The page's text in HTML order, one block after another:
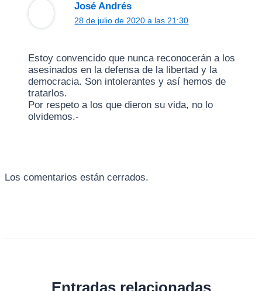
José Andrés
28 de julio de 2020 a las 21:30
Estoy convencido que nunca reconocerán a los
asesinados en la defensa de la libertad y la
democracia. Son intolerantes y así hemos de
tratarlos.
Por respeto a los que dieron su vida, no lo
olvidemos.-
Los comentarios están cerrados.
Entradas relacionadas